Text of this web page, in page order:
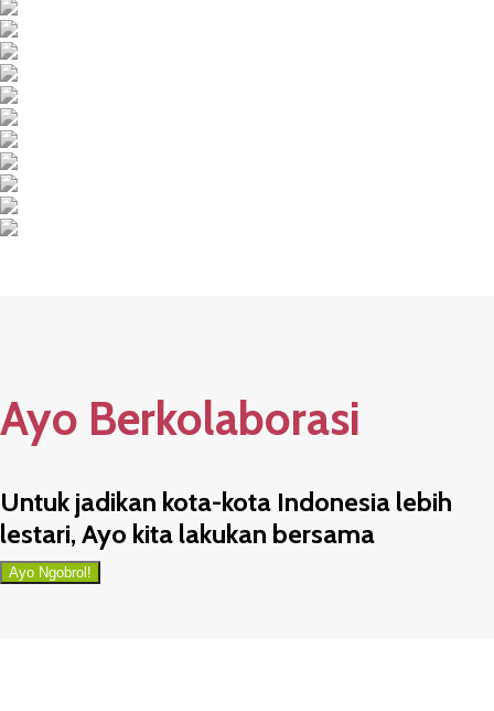
Ayo Berkolaborasi
Untuk jadikan kota-kota Indonesia lebih
lestari, Ayo kita lakukan bersama
Ayo Ngobrol!